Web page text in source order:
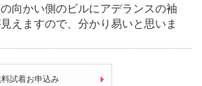
向かい側のビルにアデランスの袖
えますので、分かり易いと思いま
料試着お申込み